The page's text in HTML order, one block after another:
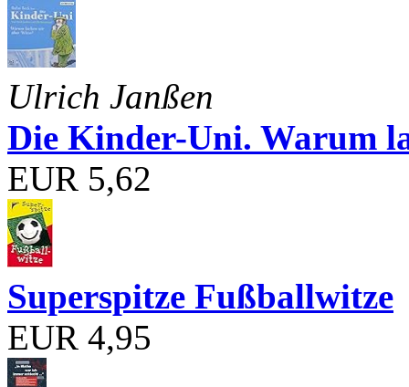
Ulrich Janßen
Die Kinder-Uni. Warum
EUR 5,62
Superspitze Fußballwitze
EUR 4,95